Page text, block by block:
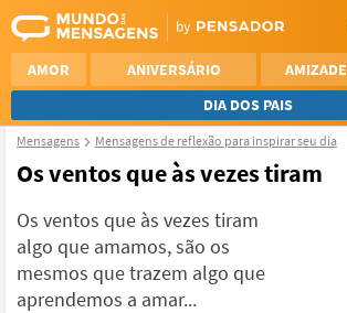
AMOR ANIVERSÁRIO AMIZADE
DIA DOS PAIS
NAMORO
Mensagens Mensagens de reflexão para inspirar seu dia
Os ventos que às vezes tiram
Os ventos que às vezes tiram
algo que amamos, são os
mesmos que trazem algo que
aprendemos a amar...